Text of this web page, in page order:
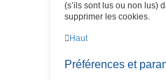
(s’ils sont lus ou non lus)
supprimer les cookies.
Haut
Préférences et